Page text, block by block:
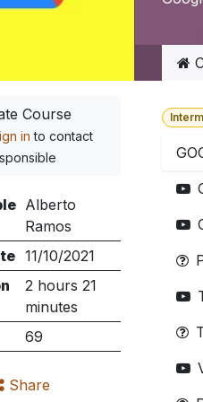
Course
in to contact
Alberto
Ramos
11/10/2021
2 hours 21
minutes
69
Share